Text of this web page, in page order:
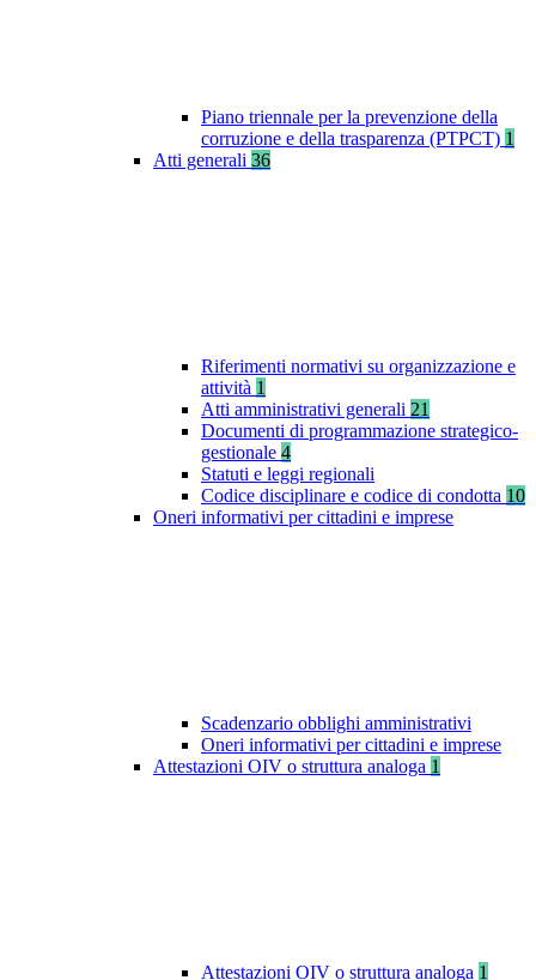
Piano triennale per la prevenzione della
corruzione e della trasparenza (PTPCT) 1
Atti generali 36
Riferimenti normativi su organizzazione e
attività 1
Atti amministrativi generali 21
Documenti di programmazione strategico-
gestionale 4
Statuti e leggi regionali
Codice disciplinare e codice di condotta 10
Oneri informativi per cittadini e imprese
Scadenzario obblighi amministrativi
Oneri informativi per cittadini e imprese
Attestazioni OIV o struttura analoga 1
Attestazioni OIV o struttura analoga 1